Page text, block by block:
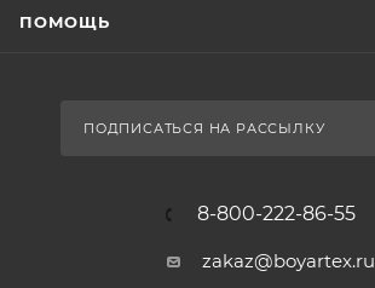
ПОМОЩЬ
ПОДПИСАТЬСЯ НА РАССЫЛКУ
8-800-222-86-55
zakaz@boyartex.ru